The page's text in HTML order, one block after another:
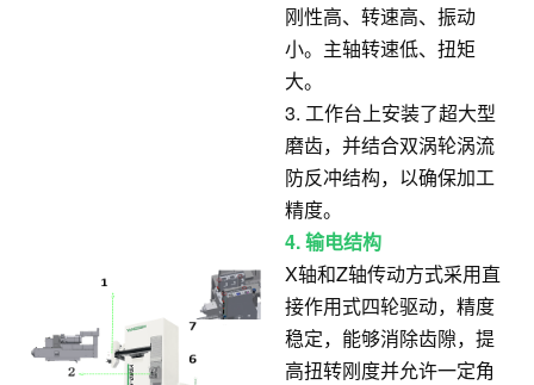
刚性高、转速高、振动
小。主轴转速低、扭矩
大。
3. 工作台上安装了超大型
磨齿，并结合双涡轮涡流
防反冲结构，以确保加工
精度。
4. 输电结构
X轴和Z轴传动方式采用直
接作用式四轮驱动，精度
稳定，能够消除齿隙，提
高扭转刚度并允许一定角